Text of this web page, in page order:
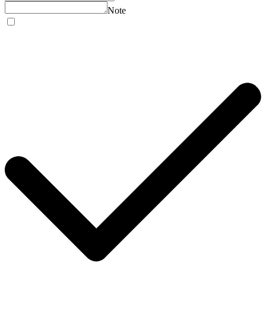
Note